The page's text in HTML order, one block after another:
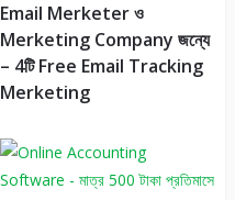
Email Merketer ও
Merketing Company জন্যে
– 4টি Free Email Tracking
Merketing